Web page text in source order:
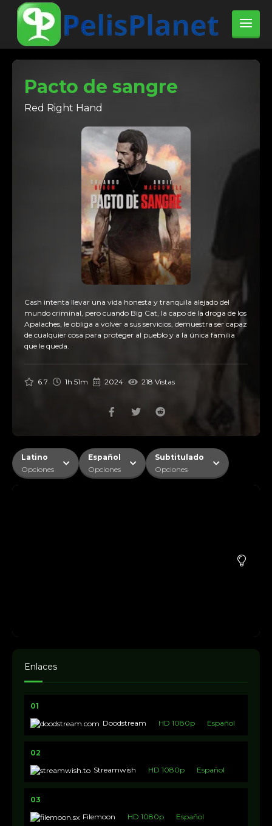
Pacto de sangre
Red Right Hand
Cash intenta llevar una vida honesta y tranquila alejado del
mundo criminal, pero cuando Big Cat, la capo de la droga de los
Apalaches, le obliga a volver a sus servicios, demuestra ser capaz
de cualquier cosa para proteger al pueblo y a la única familia
que le queda.
6.7 1h 51m 2024 218 Vistas
Latino
Opciones
Español
Opciones
Subtitulado
Opciones
Enlaces
01
Doodstream
HD 1080p Español
02
Streamwish
HD 1080p Español
03
Filemoon
HD 1080p Español